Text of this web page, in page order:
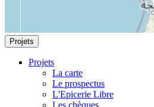
Projets
Projets
La carte
Le prospectus
L'Epicerie Libre